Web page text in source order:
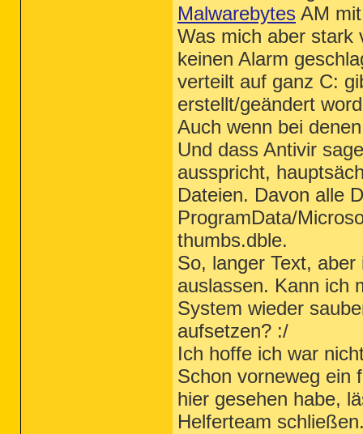
Malwarebytes AM
Was mich aber stark
keinen Alarm
verteilt auf ganz C:
erstellt/geändert
Auch wenn bei
Und dass Antivir
ausspricht,
Dateien. Davon alle
ProgramData/
thumbs.dble.
So, langer Text,
auslassen. Kann ich
System wieder
aufsetzen? :/
Ich hoffe ich war
Schon vorneweg ein
hier gesehen habe,
Helferteam